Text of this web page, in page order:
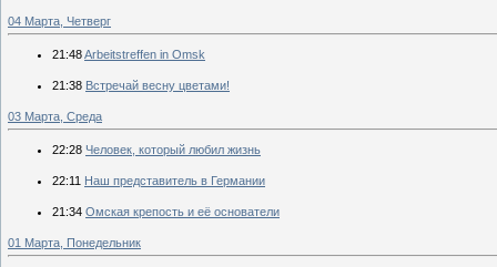
04 Марта, Четверг
21:48Arbeitstreffen in Omsk
21:38 Встречай весну цветами!
03 Марта, Среда
22:28 Человек, который любил жизнь
22:11 Наш представитель в Германии
21:34 Омская крепость и её основатели
01 Марта, Понедельник